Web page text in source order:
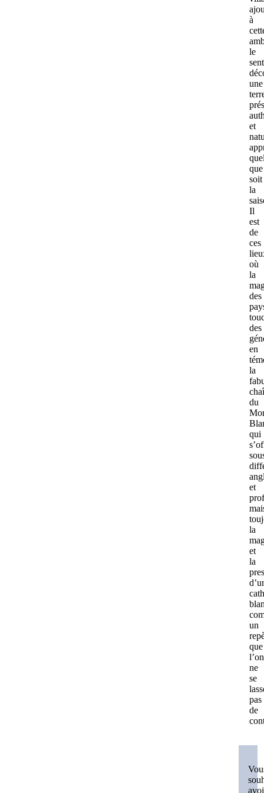
à
le
une
et
que
soit
la
Il
est
de
ces
où
la
des
des
en
la
du
qui
et
la
et
la
un
que
l’on
ne
se
pas
de